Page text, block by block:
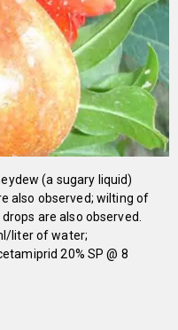
(a sugary liquid)
also observed; wilting of
are also observed.
liter of water;
20% SP @ 8